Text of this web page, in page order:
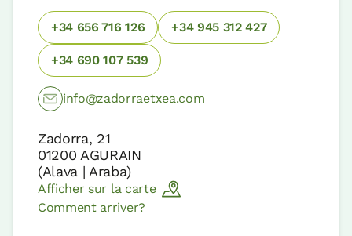
+34 656 716 126 +34 945 312 427
+34 690 107 539
info@zadorraetxea.com
Zadorra, 21
01200 AGURAIN
(Alava | Araba)
Afficher sur la carte
Comment arriver?